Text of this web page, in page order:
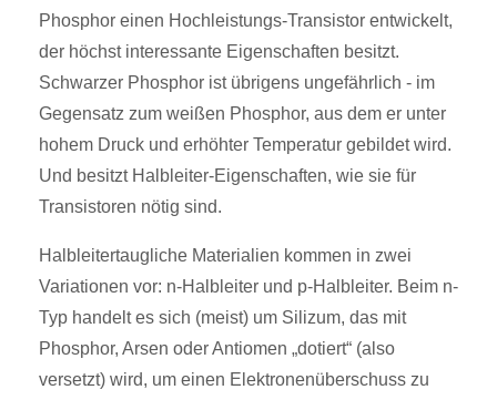
Phosphor einen Hochleistungs-Transistor entwickelt,
der höchst interessante Eigenschaften besitzt.
Schwarzer Phosphor ist übrigens ungefährlich - im
Gegensatz zum weißen Phosphor, aus dem er unter
hohem Druck und erhöhter Temperatur gebildet wird.
Und besitzt Halbleiter-Eigenschaften, wie sie für
Transistoren nötig sind.
Halbleitertaugliche Materialien kommen in zwei
Variationen vor: n-Halbleiter und p-Halbleiter. Beim n-
Typ handelt es sich (meist) um Silizum, das mit
Phosphor, Arsen oder Antiomen „dotiert“ (also
versetzt) wird, um einen Elektronenüberschuss zu